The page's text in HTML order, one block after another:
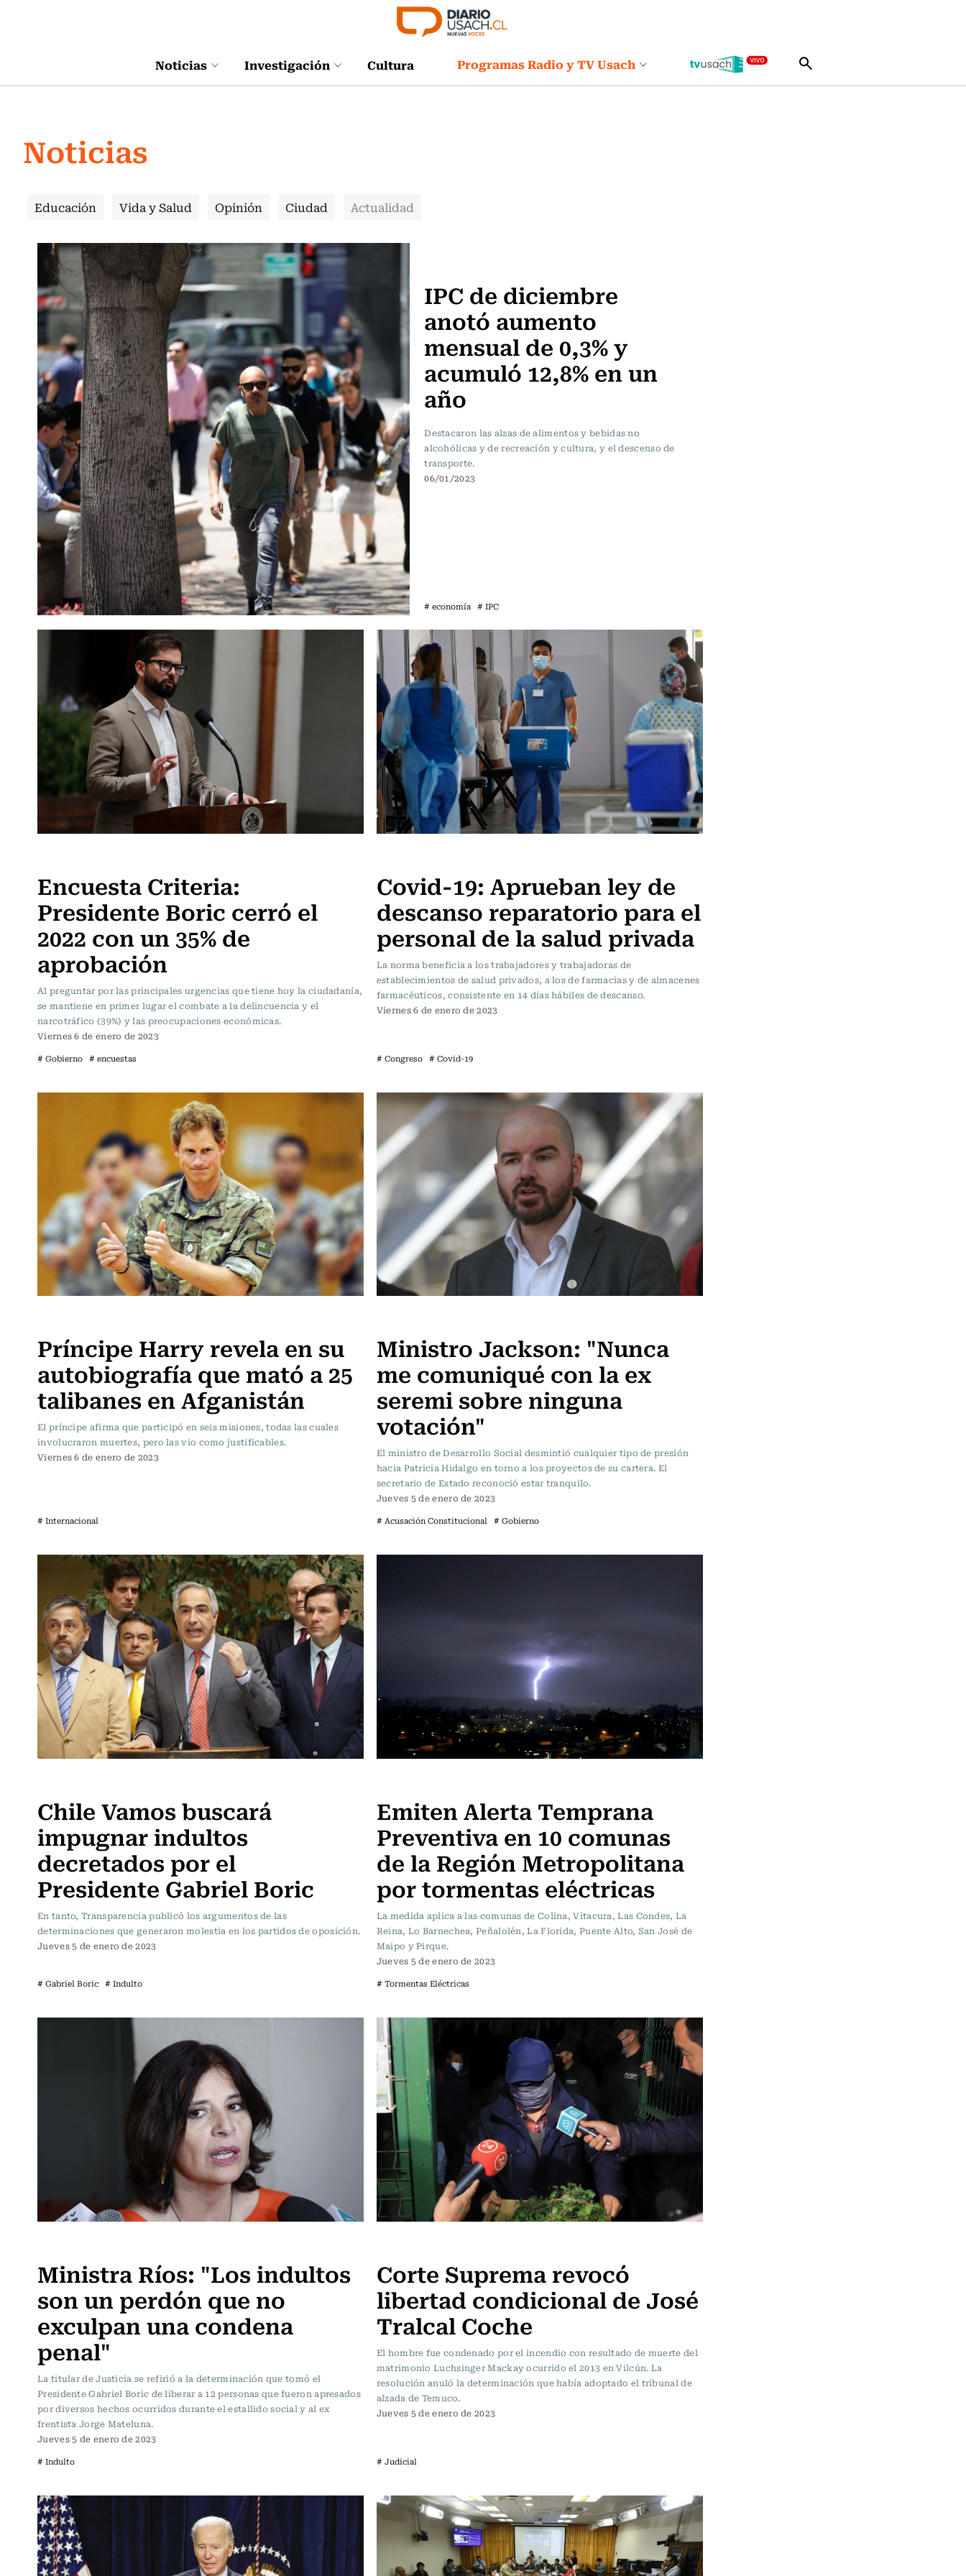
Noticias Investigación Cultura Programas Radio y TV Usach
Noticias
Educación Vida y Salud Opinión Ciudad Actualidad
IPC de diciembre
anotó aumento
mensual de 0,3% y
acumuló 12,8% en un
año
Destacaron las alzas de alimentos y bebidas no
alcohólicas y de recreación y cultura, y el descenso de
transporte.
06/01/2023
# economía # IPC
Encuesta Criteria:
Presidente Boric cerró el
2022 con un 35% de
aprobación
Al preguntar por las principales urgencias que tiene hoy la ciudadanía,
se mantiene en primer lugar el combate a la delincuencia y el
narcotráfico (39%) y las preocupaciones económicas.
Viernes 6 de enero de 2023
# Gobierno # encuestas
Covid-19: Aprueban ley de
descanso reparatorio para el
personal de la salud privada
La norma beneficia a los trabajadores y trabajadoras de
establecimientos de salud privados, a los de farmacias y de almacenes
farmacéuticos, consistente en 14 días hábiles de descanso.
Viernes 6 de enero de 2023
# Congreso # Covid-19
Príncipe Harry revela en su
autobiografía que mató a 25
talibanes en Afganistán
El príncipe afirma que participó en seis misiones, todas las cuales
involucraron muertes, pero las vio como justificables.
Viernes 6 de enero de 2023
# Internacional
Ministro Jackson: "Nunca
me comuniqué con la ex
seremi sobre ninguna
votación"
El ministro de Desarrollo Social desmintió cualquier tipo de presión
hacia Patricia Hidalgo en torno a los proyectos de su cartera. El
secretario de Estado reconoció estar tranquilo.
Jueves 5 de enero de 2023
# Acusación Constitucional # Gobierno
Chile Vamos buscará
impugnar indultos
decretados por el
Presidente Gabriel Boric
En tanto, Transparencia publicó los argumentos de las
determinaciones que generaron molestia en los partidos de oposición.
Jueves 5 de enero de 2023
# Gabriel Boric # Indulto
Emiten Alerta Temprana
Preventiva en 10 comunas
de la Región Metropolitana
por tormentas eléctricas
La medida aplica a las comunas de Colina, Vitacura, Las Condes, La
Reina, Lo Barnechea, Peñalolén, La Florida, Puente Alto, San José de
Maipo y Pirque.
Jueves 5 de enero de 2023
# Tormentas Eléctricas
Ministra Ríos: "Los indultos
son un perdón que no
exculpan una condena
penal"
La titular de Justicia se refirió a la determinación que tomó el
Presidente Gabriel Boric de liberar a 12 personas que fueron apresados
por diversos hechos ocurridos durante el estallido social y al ex
frentista Jorge Mateluna.
Jueves 5 de enero de 2023
# Indulto
Corte Suprema revocó
libertad condicional de José
Tralcal Coche
El hombre fue condenado por el incendio con resultado de muerte del
matrimonio Luchsinger Mackay ocurrido el 2013 en Vilcún. La
resolución anuló la determinación que había adoptado el tribunal de
alzada de Temuco.
Jueves 5 de enero de 2023
# Judicial